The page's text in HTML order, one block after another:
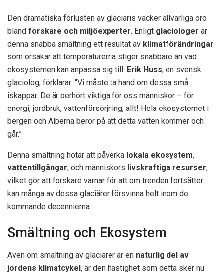
Den dramatiska förlusten av glaciäris väcker allvarliga oro
bland forskare och miljöexperter. Enligt glaciologer är
denna snabba smältning ett resultat av klimatförändringar
som orsakar att temperaturerna stiger snabbare än vad
ekosystemen kan anpassa sig till. Erik Huss, en svensk
glaciolog, förklarar: “Vi måste ta hand om dessa små
iskappar. De är oerhört viktiga för oss människor – för
energi, jordbruk, vattenförsörjning, allt! Hela ekosystemet i
bergen och Alperna beror på att detta vatten kommer och
går.”
Denna smältning hotar att påverka lokala ekosystem,
vattentillgångar, och människors livskraftiga resurser,
vilket gör att forskare varnar för att om trenden fortsätter
kan många av dessa glaciärer försvinna helt inom de
kommande decennierna.
Smältning och Ekosystem
Även om smältning av glaciärer är en naturlig del av
jordens klimatcykel, är den hastighet som detta sker nu